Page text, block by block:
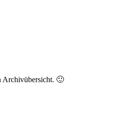
Archivübersicht. 🙂